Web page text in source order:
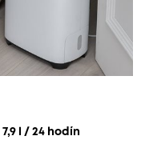
7,9 l / 24 hodín